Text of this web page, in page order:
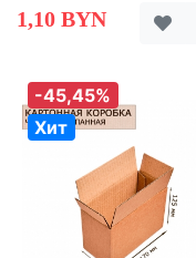
1,10 BYN
-45,45%
Хит